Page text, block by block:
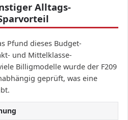
Alltags-
Pfund dieses Budget-
und Mittelklasse-
Billigmodelle wurde der F209
geprüft, was eine